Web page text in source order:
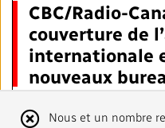
CBC/Radio-
couverture de
internationale
nouveaux
Canada postera des
Avis
Nous et un nombre